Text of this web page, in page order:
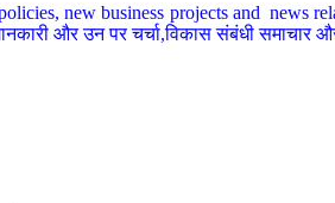
new business projects and news
और उन पर चर्चा,विकास संबंधी समाचार